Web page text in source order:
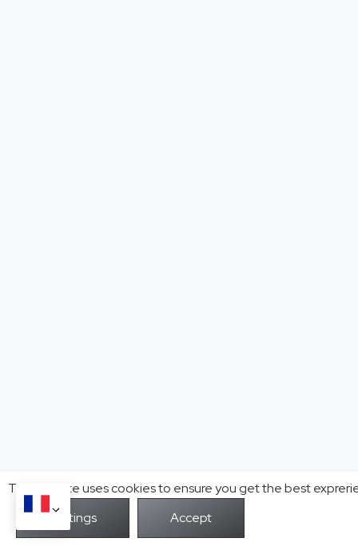
This website uses cookies to ensure you get the best